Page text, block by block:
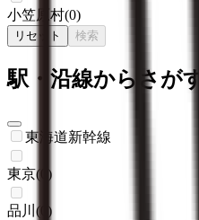
小笠原村(0)
リセット 検索
駅・沿線からさがす
東海道新幹線
東京( )
品川 (
)